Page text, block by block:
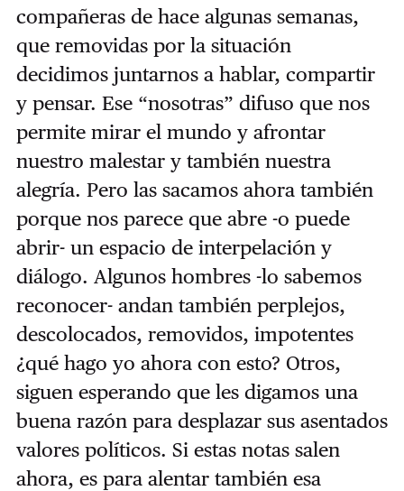
compañeras de hace algunas semanas,
que removidas por la situación
decidimos juntarnos a hablar, compartir
y pensar. Ese “nosotras” difuso que nos
permite mirar el mundo y afrontar
nuestro malestar y también nuestra
alegría. Pero las sacamos ahora también
porque nos parece que abre -o puede
abrir- un espacio de interpelación y
diálogo. Algunos hombres -lo sabemos
reconocer- andan también perplejos,
descolocados, removidos, impotentes
¿qué hago yo ahora con esto? Otros,
siguen esperando que les digamos una
buena razón para desplazar sus asentados
valores políticos. Si estas notas salen
ahora, es para alentar también esa